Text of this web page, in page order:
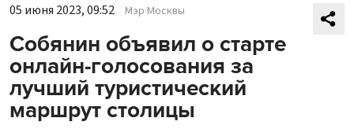
05 июня 2023, 09:52 Мэр Москвы
Собянин объявил о старте
онлайн-голосования за
лучший туристический
маршрут столицы